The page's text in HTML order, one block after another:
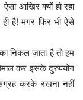
आखिर क्यों हो रहा
है! मगर फिर भी ऐसे
निकल जाता है तो हम
कर इसके दुरुपयोग
करके रखना नहीं